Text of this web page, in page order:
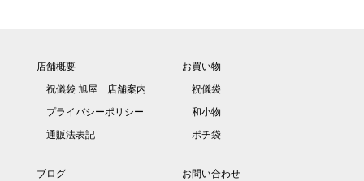
店舗概要
祝儀袋 旭屋 店舗案内
プライバシーポリシー
通販法表記
お買い物
祝儀袋
和小物
ポチ袋
ブログ
お問い合わせ